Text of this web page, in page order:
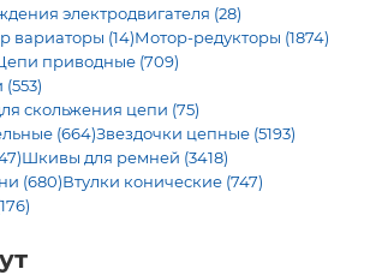
электродвигателя (28)
вариаторы (14)Мотор-редукторы (1874)
приводные (709)
скольжения цепи (75)
(664)Звездочки цепные (5193)
Шкивы для ремней (3418)
(680)Втулки конические (747)